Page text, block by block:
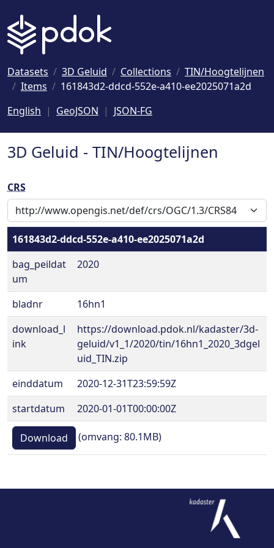
Datasets 3D Geluid Collections
TIN/Hoogtelijnen
Items
161843d2-ddcd-552e-a410-ee2025071a2d
English
GeoJSON JSON-FG
3D Geluid - TIN/Hoogtelijnen
CRS
161843d2-ddcd-552e-a410-ee2025071a2d
bag_peildat
um
2020
bladnr
16hn1
download_l
ink
https://download.pdok.nl/kadaster/3d-
geluid/v1_1/2020/tin/16hn1_2020_3dgel
uid_TIN.zip
einddatum
2020-12-31T23:59:59Z
startdatum
2020-01-01T00:00:00Z
Download (omvang: 80.1MB)